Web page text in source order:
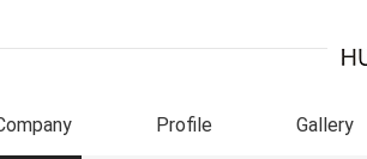
Profile Gallery